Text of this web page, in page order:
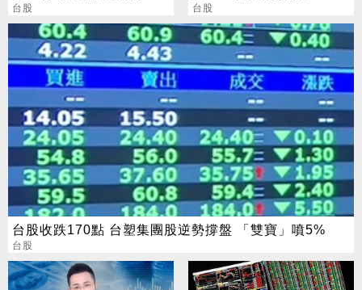
高點，本月再奪兩大資安
專案
台股
人接
台股
台股收跌170點 台塑集團股逆勢撐盤 「雙寶」噴5%
台股